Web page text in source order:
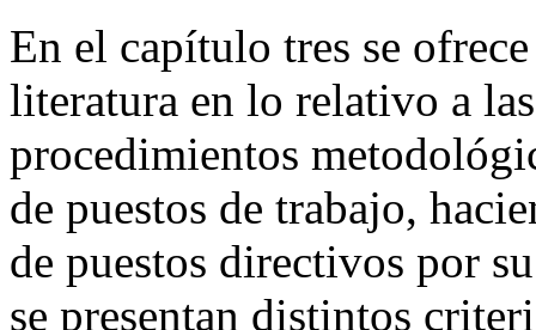
En el capítulo tres se
literatura en lo relativo a
procedimientos
de puestos de trabajo,
de puestos directivos por
se presentan distintos